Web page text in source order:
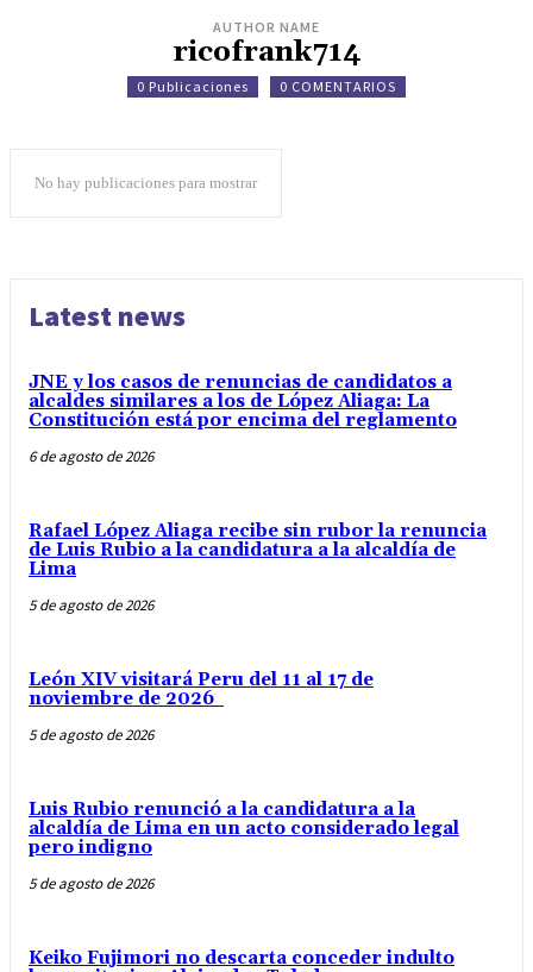
AUTHOR NAME
ricofrank714
0 Publicaciones 0 COMENTARIOS
No hay publicaciones para mostrar
Latest news
JNE y los casos de renuncias de candidatos a
alcaldes similares a los de López Aliaga: La
Constitución está por encima del reglamento
6 de agosto de 2026
Rafael López Aliaga recibe sin rubor la renuncia
de Luis Rubio a la candidatura a la alcaldía de
Lima
5 de agosto de 2026
León XIV visitará Peru del 11 al 17 de
noviembre de 2026
5 de agosto de 2026
Luis Rubio renunció a la candidatura a la
alcaldía de Lima en un acto considerado legal
pero indigno
5 de agosto de 2026
Keiko Fujimori no descarta conceder indulto